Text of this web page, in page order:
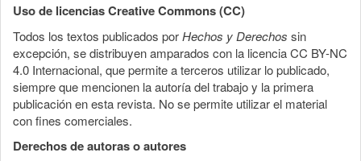
Uso de licencias Creative Commons (CC)
Todos los textos publicados porHechos y Derechos sin
excepción, se distribuyen amparados con la licencia CC BY-NC
4.0 Internacional, que permite a terceros utilizar lo publicado,
siempre que mencionen la autoría del trabajo y la primera
publicación en esta revista. No se permite utilizar el material
con fines comerciales.
Derechos de autoras o autores